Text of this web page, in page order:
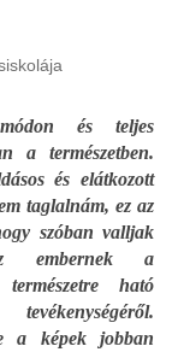
és teljes
a természetben.
és elátkozott
taglalnám, ez az
szóban valljak
embernek a
ható
a képek jobban